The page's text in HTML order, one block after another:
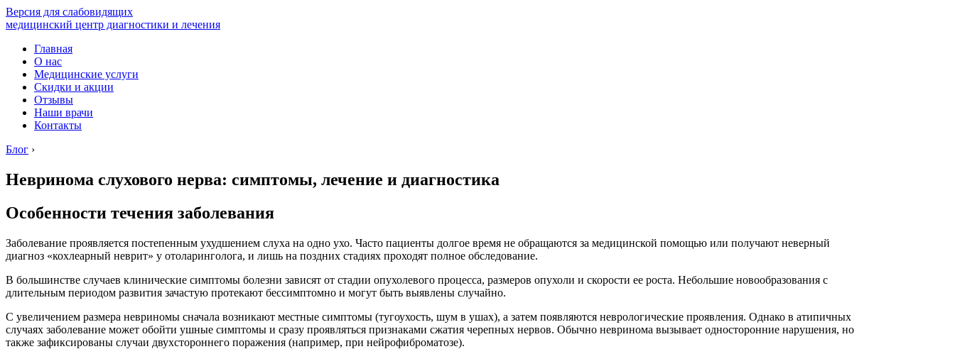
Версия для слабовидящих
медицинский центр диагностики и лечения
Главная
О нас
Медицинские услуги
Скидки и акции
Отзывы
Наши врачи
Контакты
Блог ›
Невринома слухового нерва: симптомы, лечение и диагностика
Особенности течения заболевания
Заболевание проявляется постепенным ухудшением слуха на одно ухо. Часто пациенты долгое время не обращаются за медицинской помощью или получают неверный
диагноз «кохлеарный неврит» у отоларинголога, и лишь на поздних стадиях проходят полное обследование.
В большинстве случаев клинические симптомы болезни зависят от стадии опухолевого процесса, размеров опухоли и скорости ее роста. Небольшие новообразования с
длительным периодом развития зачастую протекают бессимптомно и могут быть выявлены случайно.
С увеличением размера невриномы сначала возникают местные симптомы (тугоухость, шум в ушах), а затем появляются неврологические проявления. Однако в атипичных
случаях заболевание может обойти ушные симптомы и сразу проявляться признаками сжатия черепных нервов. Обычно невринома вызывает односторонние нарушения, но
также зафиксированы случаи двухстороннего поражения (например, при нейрофиброматозе).